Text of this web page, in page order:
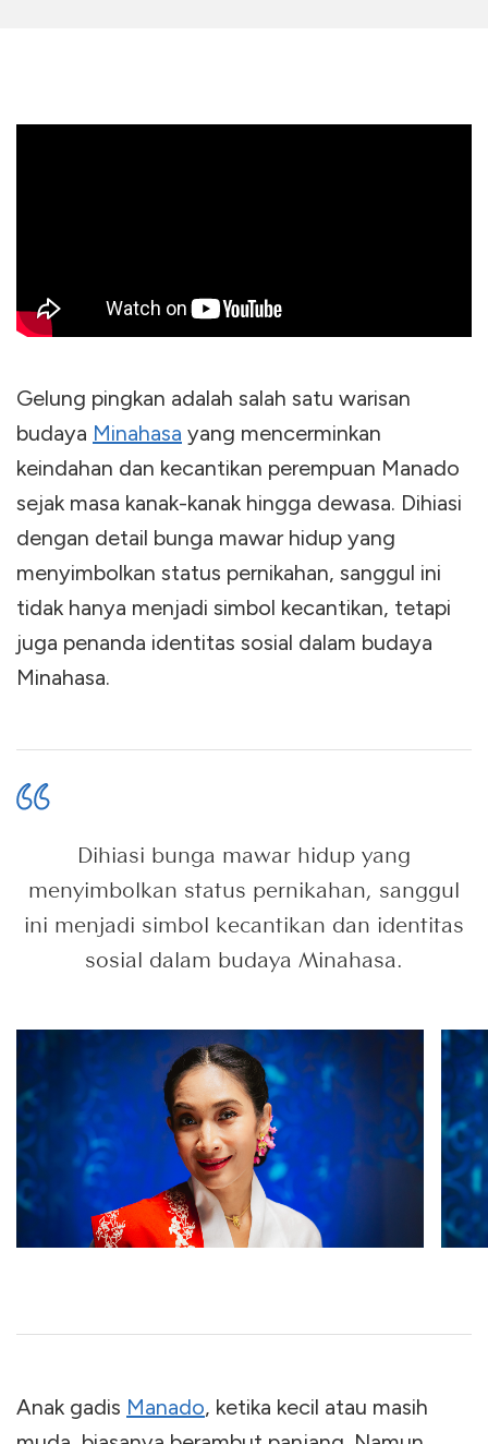
Gelung pingkan adalah salah satu warisan
budaya Minahasa yang mencerminkan
keindahan dan kecantikan perempuan Manado
sejak masa kanak-kanak hingga dewasa. Dihiasi
dengan detail bunga mawar hidup yang
menyimbolkan status pernikahan, sanggul ini
tidak hanya menjadi simbol kecantikan, tetapi
juga penanda identitas sosial dalam budaya
Minahasa.
Dihiasi bunga mawar hidup yang
menyimbolkan status pernikahan, sanggul
ini menjadi simbol kecantikan dan identitas
sosial dalam budaya Minahasa.
Anak gadis Manado, ketika kecil atau masih